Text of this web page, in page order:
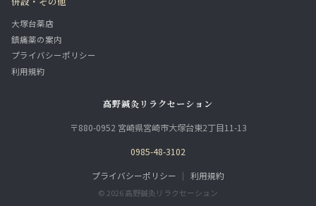
大塚台薬店
鎮痛薬の案内
プライバシーポリシー
利用規約
高野鍼灸リラクセーション
〒880-0952 宮崎県宮崎市大塚台東2丁目11-13
0985-48-3102
プライバシーポリシー ｜ 利用規約
© 2026 高野鍼灸リラクセーション